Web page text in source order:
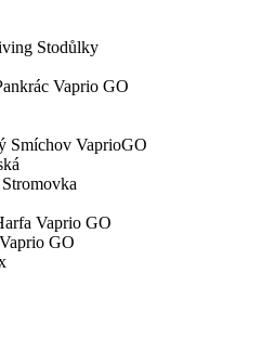
Stodůlky
Vaprio GO
Smíchov VaprioGO
Vaprio GO
GO